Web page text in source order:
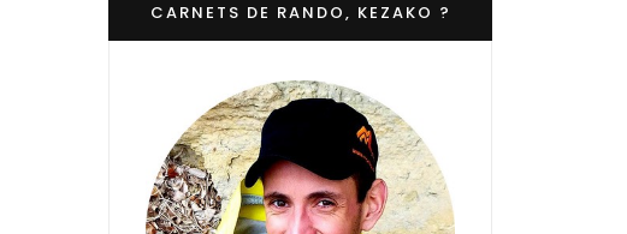
CARNETS DE RANDO, KEZAKO ?